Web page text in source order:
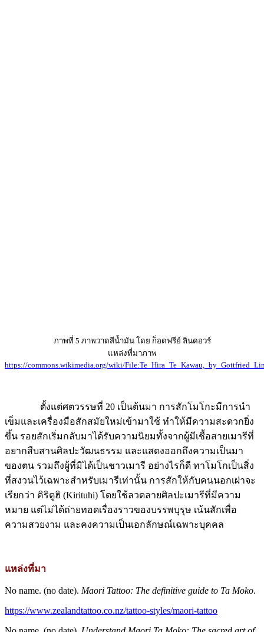
ภาพที่ 5 ภาพวาดสีน้ำมัน โดย ก็อดฟรีย์ ลินดอวร์
แหล่งที่มาภาพ
https://commons.wikimedia.org/wiki/
ตั้งแต่ศตวรรษที่ 20 เป็นต้นมา การสักโมโกะมีการนำ
เข็มและเครื่องมือสักสมัยใหม่เข้ามาใช้ ทำให้มีความสะดวกยิ่ง
ขึ้น รอยสักเริ่มกลับมาได้รับความนิยมทั้งจากผู้มีเชื้อสายเมารีที่
อยากสืบสานศิลปะวัฒนธรรม และแสดงออกถึงความเป็นมา
ของตน รวมถึงผู้ที่มิได้เป็นชาวเมารี อย่างไรก็ดี ทาโมโกเป็นสิ่ง
ที่สงวนไว้เฉพาะสำหรับเมารีเท่านั้น การสักให้กับคนนอกเผ่าจะ
เรียกว่า คิริตูฮิ (Kirituhi) โดยใช้ลวดลายศิลปะเมารีที่มีความ
หมาย แต่ไม่ได้ถ่ายทอดเรื่องราวของบรรพบุรุษ เน้นสักเพื่อ
ความสวยงาม และคงความเป็นเอกลักษณ์เฉพาะบุคคล
แหล่งที่มา
No name. (no date). Maori Tattoo: The definitive guide to Ta Moko.
https://www.zealandtattoo.co.nz/tattoo-styles/maori-tattoo